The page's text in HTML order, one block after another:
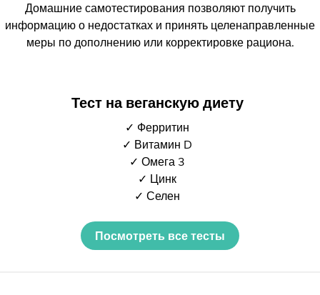
Домашние самотестирования позволяют получить
информацию о недостатках и принять целенаправленные
меры по дополнению или корректировке рациона.
Тест на веганскую диету
✓ Ферритин
✓ Витамин D
✓ Омега 3
✓ Цинк
✓ Селен
Посмотреть все тесты